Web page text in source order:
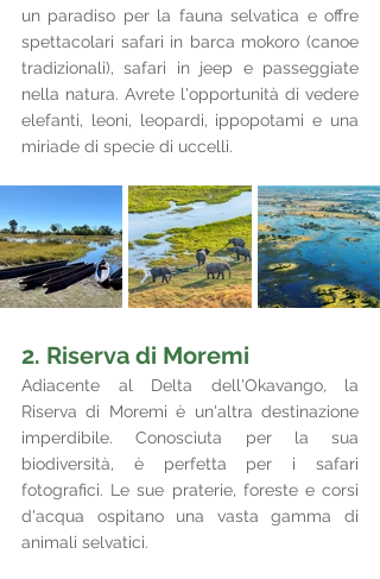
un paradiso per la fauna selvatica e offre
spettacolari safari in barca mokoro (canoe
tradizionali), safari in jeep e passeggiate
nella natura. Avrete l'opportunità di vedere
elefanti, leoni, leopardi, ippopotami e una
miriade di specie di uccelli.
2. Riserva di Moremi
Adiacente al Delta dell'Okavango, la
Riserva di Moremi è un'altra destinazione
imperdibile. Conosciuta per la sua
biodiversità, è perfetta per i safari
fotografici. Le sue praterie, foreste e corsi
d'acqua ospitano una vasta gamma di
animali selvatici.